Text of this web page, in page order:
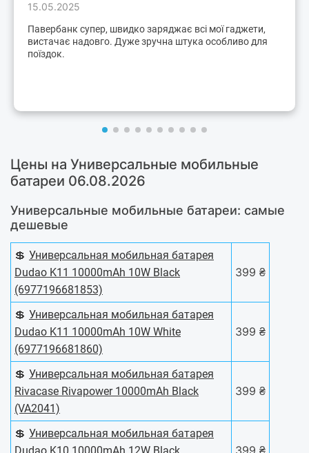
15.05.2025
Павербанк супер, швидко заряджає всі мої гаджети,
вистачає надовго. Дуже зручна штука особливо для
поїздок.
Цены на Универсальные мобильные
батареи 06.08.2026
Универсальные мобильные батареи: самые
дешевые
💲 Универсальная мобильная батарея
Dudao K11 10000mAh 10W Black
(6977196681853)
399 ₴
💲 Универсальная мобильная батарея
Dudao K11 10000mAh 10W White
(6977196681860)
399 ₴
💲 Универсальная мобильная батарея
Rivacase Rivapower 10000mAh Black
(VA2041)
399 ₴
💲 Универсальная мобильная батарея